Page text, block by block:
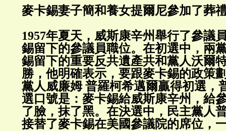
麥卡錫妻子簡和養女提爾尼參加了葬
1957年夏天，威斯康辛州舉行了參議
錫留下的參議員職位。在初選中，兩
錫留下的重要反共遺產共和黨人沃爾
勝，他明確表示，要跟麥卡錫的政策
黨人威廉姆 普羅柯希邁爾贏得初選，
選口號是：麥卡錫給威斯康辛州，給
了臉，抹了黑。在決選中，民主黨人
接替了麥卡錫在美國參議院的席位，